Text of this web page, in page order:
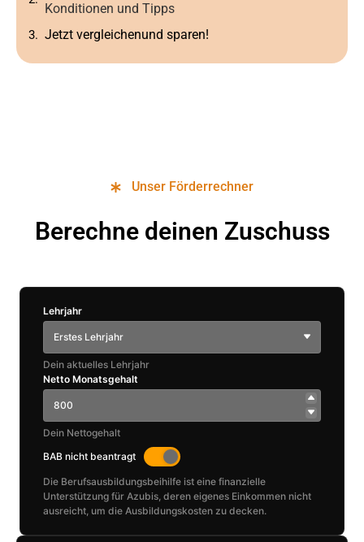
Konditionen und Tipps
Jetzt vergleichenund sparen!
Unser Förderrechner
Berechne deinen Zuschuss
Lehrjahr
Erstes Lehrjahr
Dein aktuelles Lehrjahr
Netto Monatsgehalt
Dein Nettogehalt
BAB nicht beantragt
Die Berufsausbildungsbeihilfe ist eine finanzielle
Unterstützung für Azubis, deren eigenes Einkommen nicht
ausreicht, um die Ausbildungskosten zu decken.